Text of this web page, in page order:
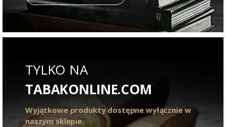
TYLKO NA
TABAKONLINE.COM
Wyjątkowe produkty dostępne wyłącznie w
naszym sklepie.